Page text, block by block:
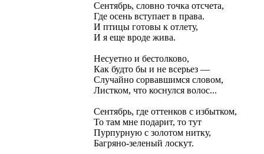
Сентябрь, словно точка отсчета,
Где осень вступает в права.
И птицы готовы к отлету,
И я еще вроде жива.
Несуетно и бестолково,
Как будто бы и не всерьез —
Случайно сорвавшимся словом,
Листком, что коснулся волос...
Сентябрь, где оттенков с избытком,
То там мне подарит, то тут
Пурпурную с золотом нитку,
Багряно-зеленый лоскут.